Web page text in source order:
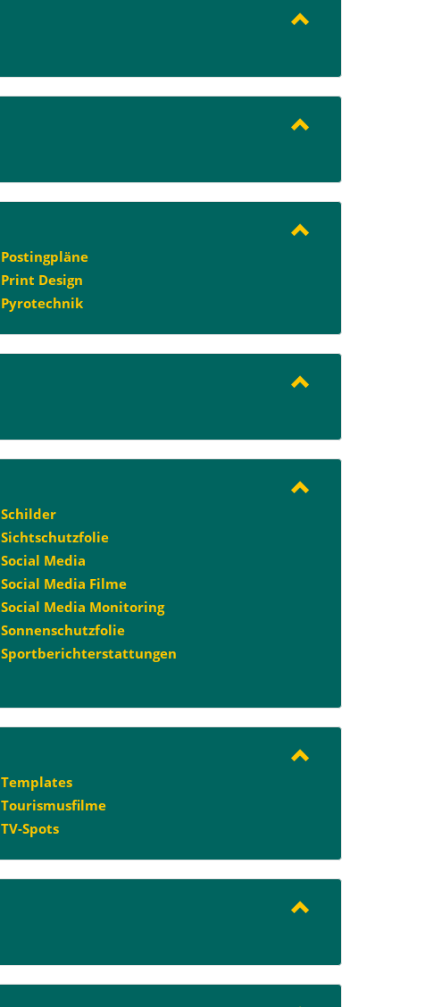
Postingpläne
Print Design
Pyrotechnik
Schilder
Sichtschutzfolie
Social Media
Social Media Filme
Social Media Monitoring
Sonnenschutzfolie
Sportberichterstattungen
Templates
Tourismusfilme
TV-Spots